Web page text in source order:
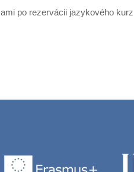
po rezervácii jazykového